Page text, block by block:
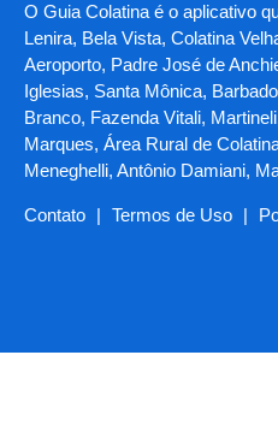
O Guia Colatina é o aplicativo
Lenira, Bela Vista, Colatina
Aeroporto, Padre José de
Iglesias, Santa Mônica,
Branco, Fazenda Vitali,
Marques, Área Rural de
Meneghelli, Antônio Damiani,
Contato | Termos de Uso |